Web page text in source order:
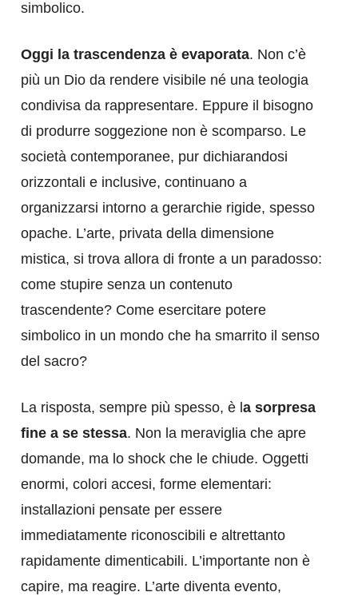
simbolico.
Oggi la trascendenza è evaporata. Non c’è
più un Dio da rendere visibile né una teologia
condivisa da rappresentare. Eppure il bisogno
di produrre soggezione non è scomparso. Le
società contemporanee, pur dichiarandosi
orizzontali e inclusive, continuano a
organizzarsi intorno a gerarchie rigide, spesso
opache. L’arte, privata della dimensione
mistica, si trova allora di fronte a un paradosso:
come stupire senza un contenuto
trascendente? Come esercitare potere
simbolico in un mondo che ha smarrito il senso
del sacro?
La risposta, sempre più spesso, è l a sorpresa
fine a se stessa. Non la meraviglia che apre
domande, ma lo shock che le chiude. Oggetti
enormi, colori accesi, forme elementari:
installazioni pensate per essere
immediatamente riconoscibili e altrettanto
rapidamente dimenticabili. L’importante non è
capire, ma reagire. L’arte diventa evento,